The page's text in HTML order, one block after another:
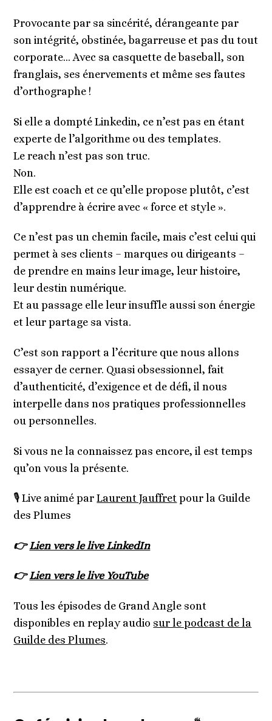
Provocante par sa sincérité, dérangeante par
son intégrité, obstinée, bagarreuse et pas du tout
corporate… Avec sa casquette de baseball, son
franglais, ses énervements et même ses fautes
d’orthographe !
Si elle a dompté Linkedin, ce n’est pas en étant
experte de l’algorithme ou des templates.
Le reach n’est pas son truc.
Non.
Elle est coach et ce qu’elle propose plutôt, c’est
d’apprendre à écrire avec « force et style ».
Ce n’est pas un chemin facile, mais c’est celui qui
permet à ses clients – marques ou dirigeants –
de prendre en mains leur image, leur histoire,
leur destin numérique.
Et au passage elle leur insuffle aussi son énergie
et leur partage sa vista.
C’est son rapport a l’écriture que nous allons
essayer de cerner. Quasi obsessionnel, fait
d’authenticité, d’exigence et de défi, il nous
interpelle dans nos pratiques professionnelles
ou personnelles.
Si vous ne la connaissez pas encore, il est temps
qu’on vous la présente.
🎙️ Live animé parLaurent Jauffret pour la Guilde
des Plumes
👉Lien vers le live LinkedIn
👉Lien vers le live YouTube
Tous les épisodes de Grand Angle sont
disponibles en replay audio sur le podcast de la
Guilde des Plumes.